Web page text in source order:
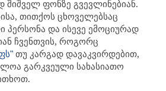
შიშველ ფონზე გვევლინებიან.
თითქოს ცხოველებსაც
პერსონა და ისევე ემოციურად
ჩვენთვის, როგორც
თუ კარგად დავაკვირდებით,
გარკვეული სახასიათო